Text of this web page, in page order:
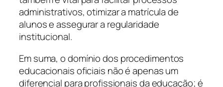
administrativos, otimizar a matrícula de
alunos e assegurar a regularidade
institucional.
Em suma, o domínio dos procedimentos
educacionais oficiais não é apenas um
diferencial para profissionais da educação; é